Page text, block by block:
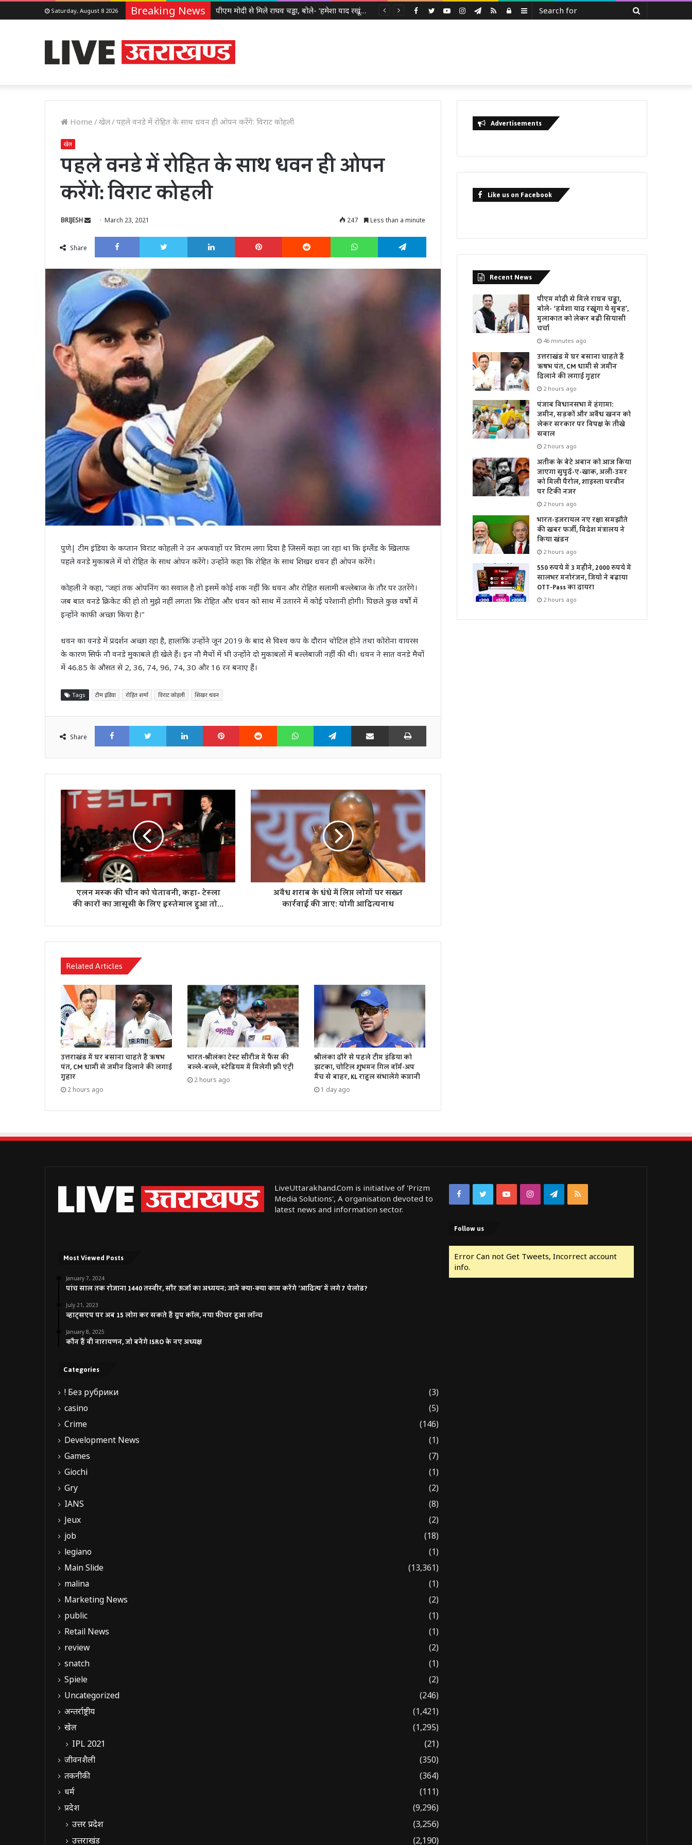
Saturday, August 8 2026 Breaking News पीएम मोदी से मिले राघव चड्ढा, बोले- ‘हमेशा याद रखूंगा ये सुबह’, मुलाकात को लेकर बढ़ी सियासी चर्चा Sidebar
Log
RSS
Telegram
Instagram
YouTube
Twitter
Facebook
Home /खेल/पहले वनडे में रोहित के साथ धवन ही ओपन करेंगे: विराट कोहली
खेल
पहले वनडे में रोहित के साथ धवन ही ओपन
करेंगे: विराट कोहली
BRIJESH
SendMarch 23, 2021 247 Less than a minute
Share
Facebook Twitter LinkedIn Pinterest Reddit WhatsApp Telegram
पुणे| टीम इंडिया के कप्तान विराट कोहली ने उन अफवाहों पर विराम लगा दिया है जिसमें कहा जा रहा था कि इंग्लैंड के खिलाफ
पहले वनडे मुकाबले में वो रोहित के साथ ओपन करेंगे। उन्होंने कहा कि रोहित के साथ शिखर धवन ही ओपन करेंगे।
कोहली ने कहा, “जहां तक ओपनिंग का सवाल है तो इसमें कोई शक नहीं कि धवन और रोहित सलामी बल्लेबाज के तौर पर उतरेंगे।
जब बात वनडे क्रिकेट की हो तो मुझे नहीं लगता कि रोहित और धवन को साथ में उतारने में कोई परेशानी होगी। पिछले कुछ वर्षों में
इन्होंने काफी अच्छा किया है।”
धवन का वनडे में प्रदर्शन अच्छा रहा है, हालांकि उन्होंने जून 2019 के बाद से विश्व कप के दौरान चोटिल होने तथा कोरोना वायरस
के कारण सिर्फ नौ वनडे मुकाबले ही खेले हैं। इन नौ मैचों में भी उन्होंने दो मुकाबलों में बल्लेबाजी नहीं की थी। धवन ने सात वनडे मैचों
में 46.85 के औसत से 2, 36, 74, 96, 74, 30 और 16 रन बनाए हैं।
Tags टीम इंडिया रोहित शर्मा विराट कोहली शिखर धवन
Share
FacebookTwitter LinkedIn Pinterest Reddit WhatsAppTelegram Share via Email Print
एलन मस्क की चीन को चेतावनी, कहा- टेस्ला
की कारों का जासूसी के लिए इस्तेमाल हुआ तो...
अवैध शराब के धंधे में लिप्त लोगों पर सख्त
कार्रवाई की जाए: योगी आदित्यनाथ
Related Articles
उत्तराखंड में घर बसाना चाहते हैं ऋषभ
पंत, CM धामी से जमीन दिलाने की लगाई
गुहार
2 hours ago
भारत-श्रीलंका टेस्ट सीरीज में फैंस की
बल्ले-बल्ले, स्टेडियम में मिलेगी फ्री एंट्री
2 hours ago
श्रीलंका दौरे से पहले टीम इंडिया को
झटका, चोटिल शुभमन गिल वॉर्म-अप
मैच से बाहर, KL राहुल संभालेंगे कप्तानी
1 day ago
Advertisements
Like us on Facebook
Recent News
पीएम मोदी से मिले राघव चड्ढा,
बोले- ‘हमेशा याद रखूंगा ये सुबह’,
मुलाकात को लेकर बढ़ी सियासी
चर्चा
46 minutes ago
उत्तराखंड में घर बसाना चाहते हैं
ऋषभ पंत, CM धामी से जमीन
दिलाने की लगाई गुहार
2 hours ago
पंजाब विधानसभा में हंगामा:
जमीन, सड़कों और अवैध खनन को
लेकर सरकार पर विपक्ष के तीखे
सवाल
2 hours ago
अतीक के बेटे अबान को आज किया
जाएगा सुपुर्द-ए-खाक, अली-उमर
को मिली पैरोल, शाइस्ता परवीन
पर टिकी नजर
2 hours ago
भारत-इजरायल नए रक्षा समझौते
की खबर फर्जी, विदेश मंत्रालय ने
किया खंडन
2 hours ago
550 रुपये में 3 महीने, 2000 रुपये में
सालभर मनोरंजन, जियो ने बढ़ाया
OTT-Pass का दायरा
2 hours ago
LiveUttarakhand.Com is initiative of 'Prizm
Media Solutions', A organisation devoted to
latest news and information sector.
Most Viewed Posts
January 7, 2024
पांच साल तक रोजाना 1440 तस्वीर, सौर ऊर्जा का अध्ययन; जानें क्या-क्या काम करेंगे ‘आदित्य’ में लगे 7 पेलोड?
July 21, 2023
व्हाट्सएप पर अब 15 लोग कर सकते हैं ग्रुप कॉल, नया फीचर हुआ लॉन्च
January 8, 2025
कौन हैं वी नारायणन, जो बनेंगे ISRO के नए अध्यक्ष
Categories
! Без рубрики
(3)
casino
(5)
Crime
(146)
Development News
(1)
Games
(7)
Giochi
(1)
Gry
(2)
IANS
(8)
Jeux
(2)
job
(18)
legiano
(1)
Main Slide
(13,361)
malina
(1)
Marketing News
(2)
public
(1)
Retail News
(1)
review
(2)
snatch
(1)
Spiele
(2)
Uncategorized
(246)
अन्तर्राष्ट्रीय
(1,421)
खेल
(1,295)
IPL 2021 (21)
जीवनशैली
(350)
तकनीकी
(364)
धर्म
(111)
प्रदेश
(9,296)
उत्तर प्रदेश
(3,256)
उत्तराखंड
(2,190)
FacebookTwitterYouTubeInstagramTelegram
RSS
Follow us
Error Can not Get Tweets, Incorrect account
info.